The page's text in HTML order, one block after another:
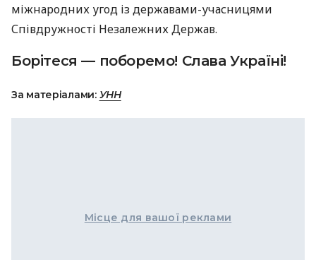
міжнародних угод із державами-учасницями
Співдружності Незалежних Держав.
Борітеся — поборемо! Слава Україні!
За матеріалами: УНН
Місце для вашої реклами